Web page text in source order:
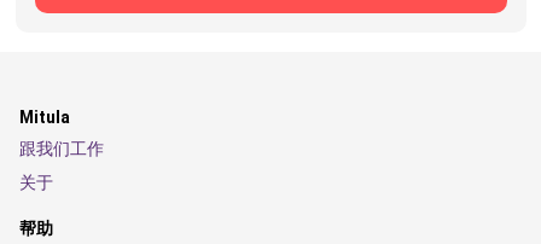
Mitula
跟我们工作
关于
帮助